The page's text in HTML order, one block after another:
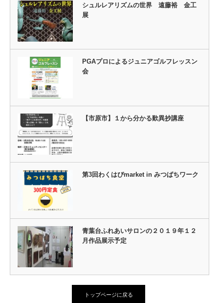
シュルレアリズムの世界 遠藤裕 金工
展
PGAプロによるジュニアゴルフレッスン
会
【市原市】１から分かる歎異抄講座
第3回わくはぴmarket in みつばちワーク
青葉台ふれあいサロンの２０１９年１２
月作品展示予定
トップページに戻る